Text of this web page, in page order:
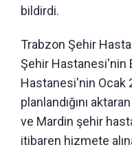
bildirdi.
Trabzon Şehir
Şehir Hastanesi'nin
Hastanesi'nin Ocak
planlandığını
ve Mardin şehir
itibaren hizmete